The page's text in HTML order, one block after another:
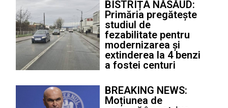
BISTRIȚA NĂSĂUD:
Primăria pregătește
studiul de
fezabilitate pentru
modernizarea și
extinderea la 4 benzi
a fostei centuri
BREAKING NEWS:
Moțiunea de